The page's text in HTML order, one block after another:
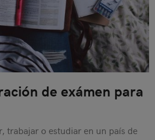
de exámen para
trabajar o estudiar en un país de